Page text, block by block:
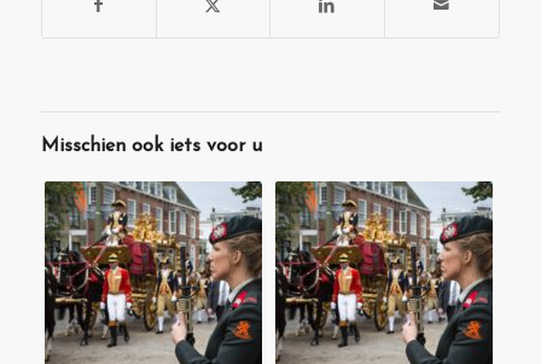
Misschien ook iets voor u